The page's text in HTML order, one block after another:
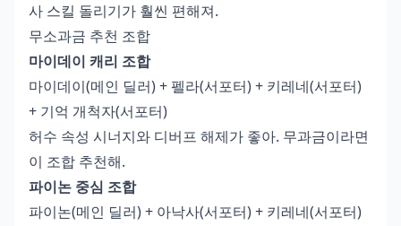
사 스킬 돌리기가 훨씬 편해져.
무소과금 추천 조합
마이데이 캐리 조합
마이데이(메인 딜러) + 펠라(서포터) + 키레네(서포터)
+ 기억 개척자(서포터)
허수 속성 시너지와 디버프 해제가 좋아. 무과금이라면
이 조합 추천해.
파이논 중심 조합
파이논(메인 딜러) + 아낙사(서포터) + 키레네(서포터)